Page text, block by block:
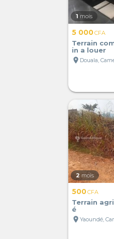
1 mois
5 000CFA
Terrain
in a louer
location_on Douala,
2 mois
500CFA
Terrain
é
location_on Yaoundé,